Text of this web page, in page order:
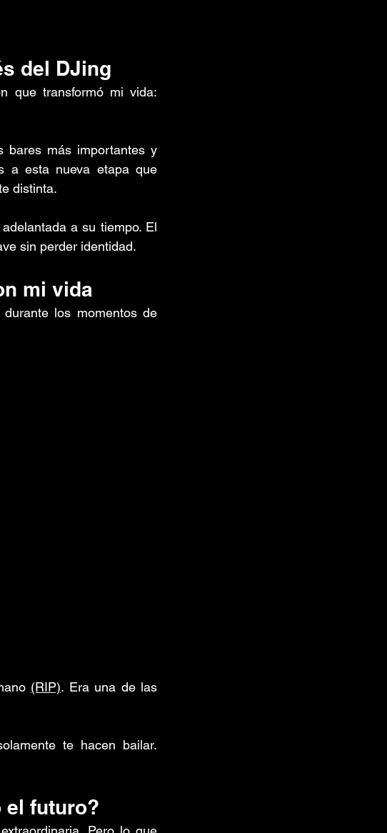
del DJing
que transformó mi vida:
bares más importantes y
a esta nueva etapa que
distinta.
a su tiempo. El
sin perder identidad.
mi vida
los momentos de
(RIP). Era una de las
te hacen bailar.
el futuro?